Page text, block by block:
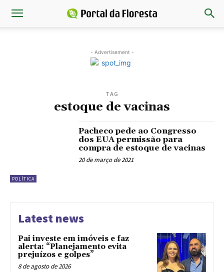
- Advertisement -
TAG
estoque de vacinas
POLÍTICA
Pacheco pede ao Congresso
dos EUA permissão para
compra de estoque de vacinas
20 de março de 2021
Latest news
Pai investe em imóveis e faz
alerta: “Planejamento evita
prejuízos e golpes”
8 de agosto de 2026